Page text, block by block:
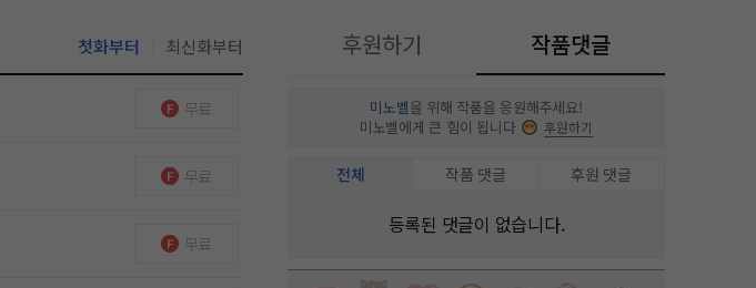
첫화부터 최신화부터
무료
무료
무료
후원하기 작품댓글
미노벨을 위해 작품을 응원해주세요!
미노벨에게 큰 힘이 됩니다
후원하기
전체 작품 댓글 후원 댓글
등록된 댓글이 없습니다.